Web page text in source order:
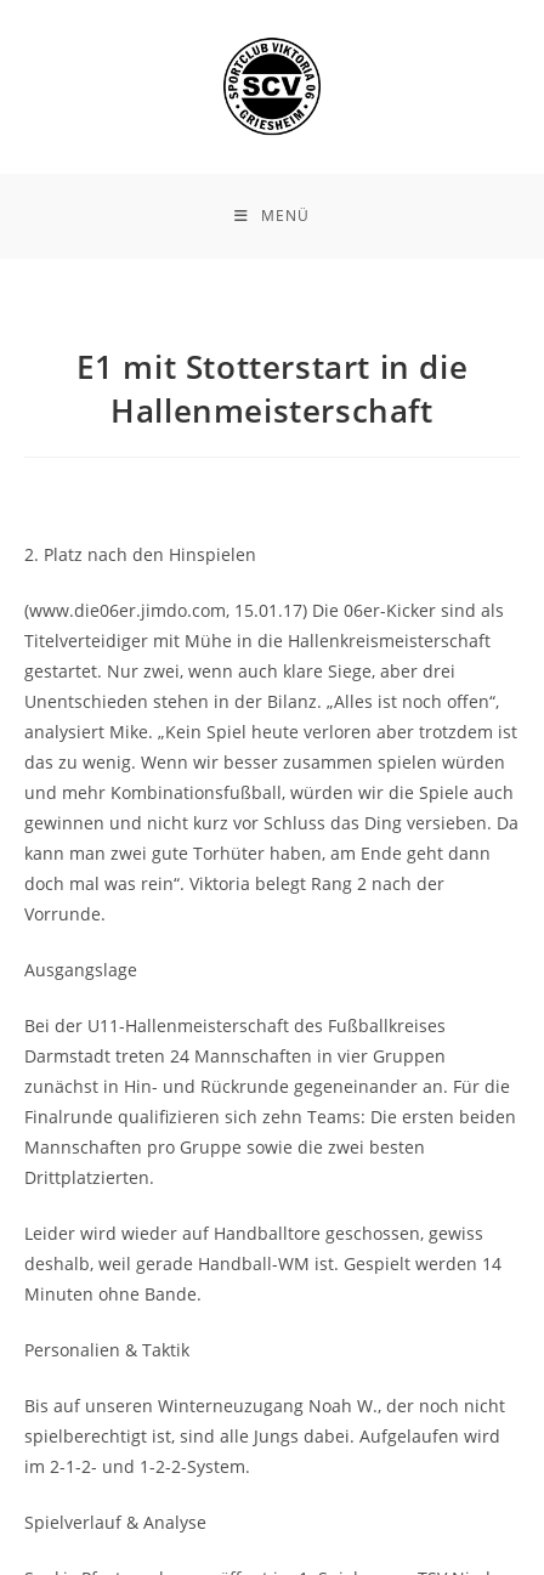
MENÜ
E1 mit Stotterstart in die
Hallenmeisterschaft
2. Platz nach den Hinspielen
(www.die06er.jimdo.com, 15.01.17) Die 06er-Kicker sind als
Titelverteidiger mit Mühe in die Hallenkreismeisterschaft
gestartet. Nur zwei, wenn auch klare Siege, aber drei
Unentschieden stehen in der Bilanz. „Alles ist noch offen“,
analysiert Mike. „Kein Spiel heute verloren aber trotzdem ist
das zu wenig. Wenn wir besser zusammen spielen würden
und mehr Kombinationsfußball, würden wir die Spiele auch
gewinnen und nicht kurz vor Schluss das Ding versieben. Da
kann man zwei gute Torhüter haben, am Ende geht dann
doch mal was rein“. Viktoria belegt Rang 2 nach der
Vorrunde.
Ausgangslage
Bei der U11-Hallenmeisterschaft des Fußballkreises
Darmstadt treten 24 Mannschaften in vier Gruppen
zunächst in Hin- und Rückrunde gegeneinander an. Für die
Finalrunde qualifizieren sich zehn Teams: Die ersten beiden
Mannschaften pro Gruppe sowie die zwei besten
Drittplatzierten.
Leider wird wieder auf Handballtore geschossen, gewiss
deshalb, weil gerade Handball-WM ist. Gespielt werden 14
Minuten ohne Bande.
Personalien & Taktik
Bis auf unseren Winterneuzugang Noah W., der noch nicht
spielberechtigt ist, sind alle Jungs dabei. Aufgelaufen wird
im 2-1-2- und 1-2-2-System.
Spielverlauf & Analyse